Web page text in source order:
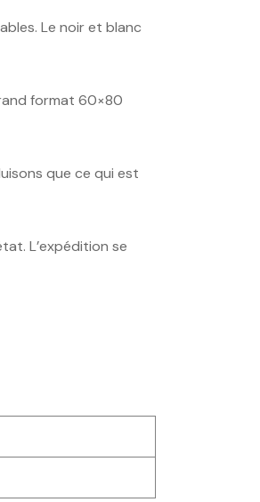
Le noir et blanc
format 60×80
que ce qui est
L’expédition se